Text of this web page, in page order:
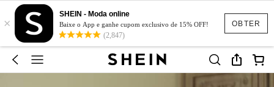
OBTER
×
SHEIN - Moda online
Baixe o App e ganhe cupom exclusivo de 15% OFF!
(2,847)